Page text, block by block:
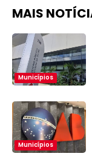
MAIS
Municípios
Municípios